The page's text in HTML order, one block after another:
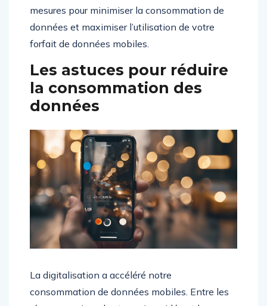
mesures pour minimiser la consommation de
données et maximiser l’utilisation de votre
forfait de données mobiles.
Les astuces pour réduire
la consommation des
données
La digitalisation a accéléré notre
consommation de données mobiles. Entre les